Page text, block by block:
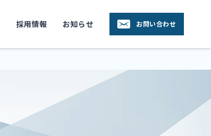
採用情報 お知らせ お問い合わせ